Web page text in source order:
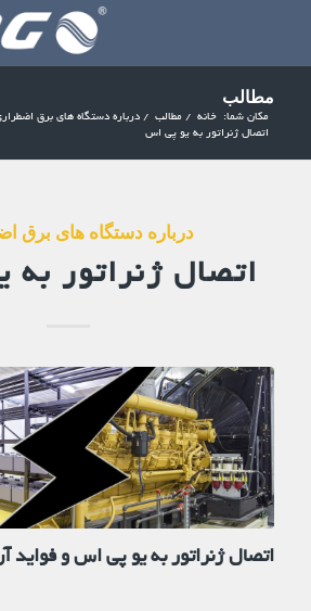
مطالب
مکان شما: خانه / مطالب / درباره دستگاه های برق
اتصال ژنراتور به یو پی اس
درباره دستگاه های برق
اتصال ژنراتور
اتصال ژنراتور به یو پی اس و فواید